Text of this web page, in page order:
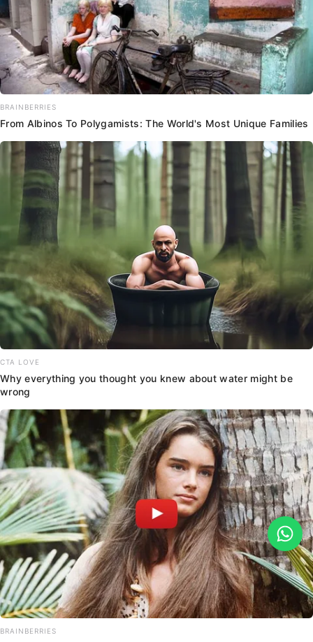
BRAINBERRIES
From Albinos To Polygamists: The World's Most Unique Families
CTA LOVE
Why everything you thought you knew about water might be
wrong
BRAINBERRIES